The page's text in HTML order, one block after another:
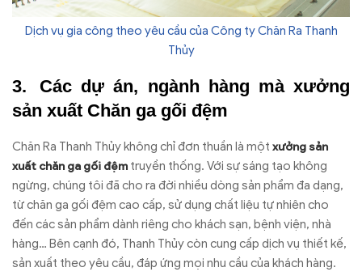
Dịch vụ gia công theo yêu cầu của Công ty Chăn Ra Thanh
Thủy
Các dự án, ngành hàng mà xưởng
sản xuất Chăn ga gối đệm
Chăn Ra Thanh Thủy không chỉ đơn thuần là một xưởng sản
xuất chăn ga gối đệm truyền thống. Với sự sáng tạo không
ngừng, chúng tôi đã cho ra đời nhiều dòng sản phẩm đa dạng,
từ chăn ga gối đệm cao cấp, sử dụng chất liệu tự nhiên cho
đến các sản phẩm dành riêng cho khách sạn, bệnh viện, nhà
hàng… Bên cạnh đó, Thanh Thủy còn cung cấp dịch vụ thiết kế,
sản xuất theo yêu cầu, đáp ứng mọi nhu cầu của khách hàng.